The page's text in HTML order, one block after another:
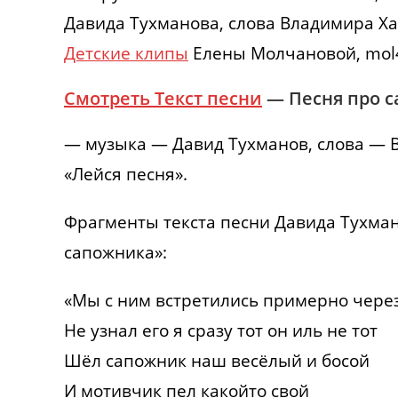
Давида Тухманова, слова Владимира
Детские клипы Елены Молчановой,
Смотреть Текст песни — Песня про
— музыка — Давид Тухманов, слова —
«Лейся песня».
Фрагменты текста песни Давида
сапожника»:
«Мы с ним встретились примерно
Не узнал его я сразу тот он иль не тот
Шёл сапожник наш весёлый и босой
И мотивчик пел какойто свой